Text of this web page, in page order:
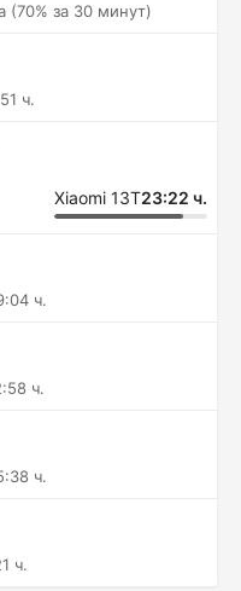
(70% за 30 минут)
ч.
Xiaomi 13T23:22 ч.
ч.
ч.
ч.
ч.